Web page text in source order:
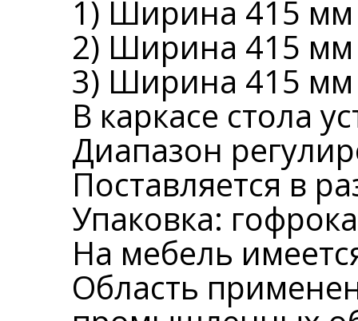
1) Ширина 415
2) Ширина 415 мм
3) Ширина 415 мм
В каркасе стола
Диапазон
Поставляется в
Упаковка:
На мебель
Область